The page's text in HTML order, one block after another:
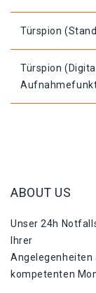
Türspion
Türspion
ABOUT US
Unser 24h
Ihrer
Angelegenheiten
kompetenten